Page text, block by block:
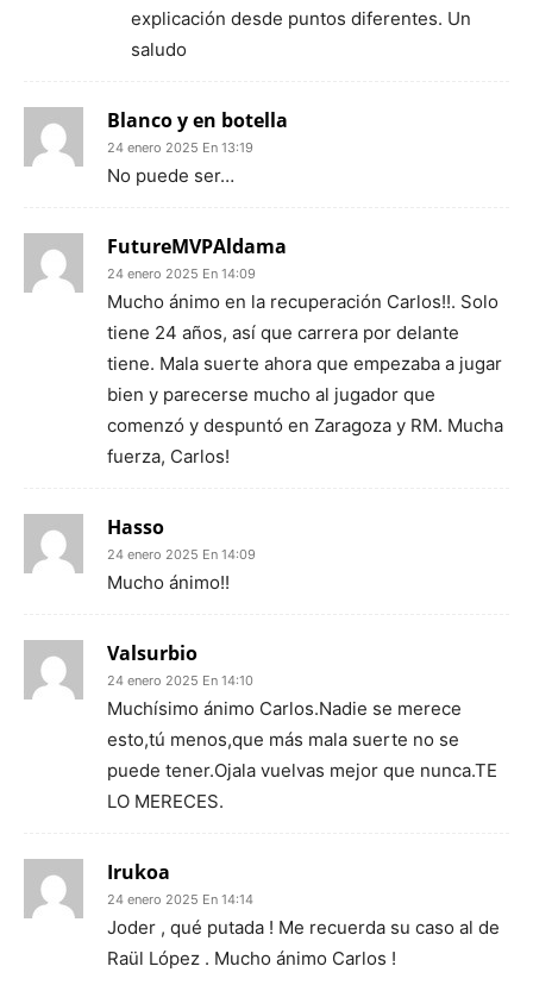
explicación desde puntos diferentes. Un
saludo
Blanco y en botella
24 enero 2025 En 13:19
No puede ser…
FutureMVPAldama
24 enero 2025 En 14:09
Mucho ánimo en la recuperación Carlos!!. Solo
tiene 24 años, así que carrera por delante
tiene. Mala suerte ahora que empezaba a jugar
bien y parecerse mucho al jugador que
comenzó y despuntó en Zaragoza y RM. Mucha
fuerza, Carlos!
Hasso
24 enero 2025 En 14:09
Mucho ánimo!!
Valsurbio
24 enero 2025 En 14:10
Muchísimo ánimo Carlos.Nadie se merece
esto,tú menos,que más mala suerte no se
puede tener.Ojala vuelvas mejor que nunca.TE
LO MERECES.
Irukoa
24 enero 2025 En 14:14
Joder , qué putada ! Me recuerda su caso al de
Raül López . Mucho ánimo Carlos !